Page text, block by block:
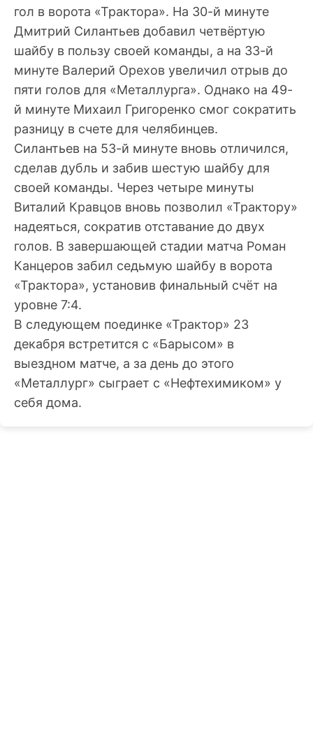
гол в ворота «Трактора». На 30-й минуте
Дмитрий Силантьев добавил четвёртую
шайбу в пользу своей команды, а на 33-й
минуте Валерий Орехов увеличил отрыв до
пяти голов для «Металлурга». Однако на 49-
й минуте Михаил Григоренко смог сократить
разницу в счете для челябинцев.
Силантьев на 53-й минуте вновь отличился,
сделав дубль и забив шестую шайбу для
своей команды. Через четыре минуты
Виталий Кравцов вновь позволил «Трактору»
надеяться, сократив отставание до двух
голов. В завершающей стадии матча Роман
Канцеров забил седьмую шайбу в ворота
«Трактора», установив финальный счёт на
уровне 7:4.
В следующем поединке «Трактор» 23
декабря встретится с «Барысом» в
выездном матче, а за день до этого
«Металлург» сыграет с «Нефтехимиком» у
себя дома.